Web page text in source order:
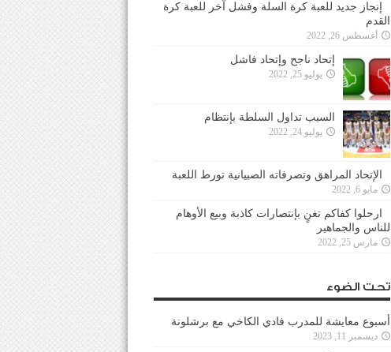
إنجاز جديد للعبة كرة السلة وفشل آخر للعبة كرة
القدم
أغسطس 26, 2022
إتحاد ناجح وإتحاد فاشل
يوليو 25, 2022
السبب تداول السلطة بإنتظام
يوليو 24, 2022
الإتحاد المراهق وتصرفاته الصبيانية تورط اللعبة
مايو 6, 2022
ارحلوا كفاكم تغنٍ بإنتصارات كاذبة وبيع الأوهام
للناس والجماهير
مارس 25, 2022
تحت الضوء
أسبوع معايشة للمدرب فادي الكاخي مع برشلونة
ديسمبر 11, 2023